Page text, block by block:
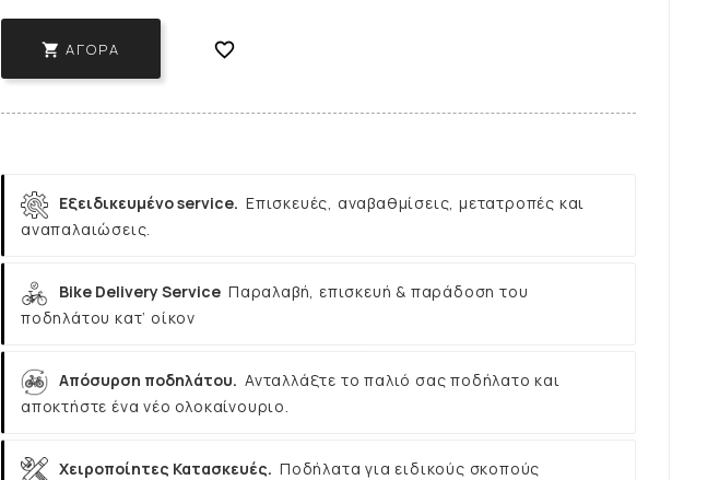
 ΑΓΟΡΆ 
Εξειδικευμένο service. Επισκευές, αναβαθμίσεις, μετατροπές και
αναπαλαιώσεις.
Bike Delivery Service Παραλαβή, επισκευή & παράδοση του
ποδηλάτου κατ’ οίκον
Απόσυρση ποδηλάτου. Ανταλλάξτε το παλιό σας ποδήλατο και
αποκτήστε ένα νέο ολοκαίνουριο.
Χειροποίητες Κατασκευές. Ποδήλατα για ειδικούς σκοπούς